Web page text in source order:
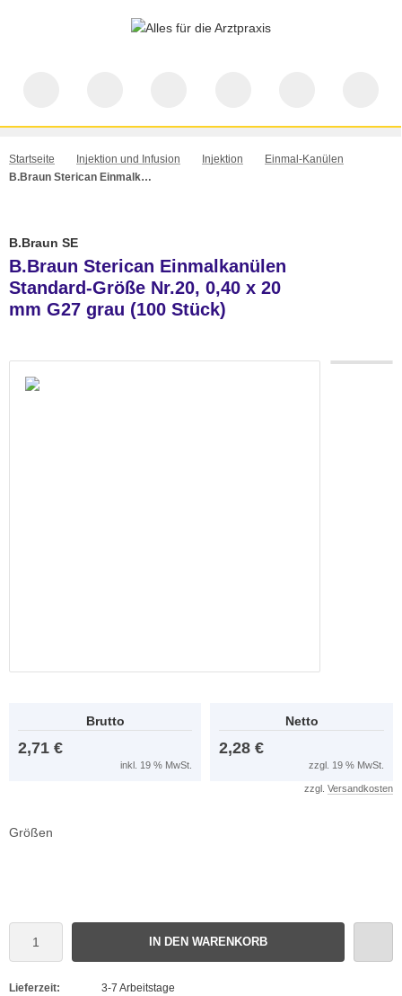
Startseite Injektion und Infusion Injektion
Einmal-Kanülen
B.Braun Sterican Einmalkanülen Standard-Größe Nr.20, 0,40 x 20 mm G27 grau (100 Stück)
B.Braun SE
B.Braun Sterican Einmalkanülen
Standard-Größe Nr.20, 0,40 x 20
mm G27 grau (100 Stück)
Brutto
2,71 €
inkl. 19 % MwSt.
Netto
2,28 €
zzgl. 19 % MwSt.
zzgl. Versandkosten
Größen
IN DEN WARENKORB
Lieferzeit:
3-7 Arbeitstage